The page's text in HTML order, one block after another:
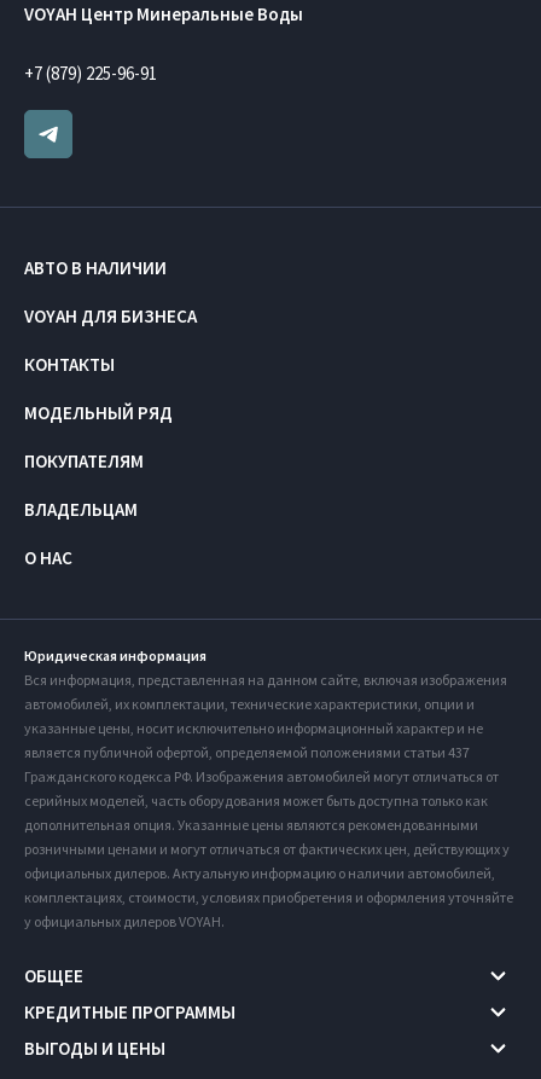
VOYAH Центр Минеральные Воды
+7 (879) 225-96-91
АВТО В НАЛИЧИИ
VOYAH ДЛЯ БИЗНЕСА
КОНТАКТЫ
МОДЕЛЬНЫЙ РЯД
ПОКУПАТЕЛЯМ
ВЛАДЕЛЬЦАМ
О НАС
Юридическая информация
Вся информация, представленная на данном сайте, включая изображения
автомобилей, их комплектации, технические характеристики, опции и
указанные цены, носит исключительно информационный характер и не
является публичной офертой, определяемой положениями статьи 437
Гражданского кодекса РФ. Изображения автомобилей могут отличаться от
серийных моделей, часть оборудования может быть доступна только как
дополнительная опция. Указанные цены являются рекомендованными
розничными ценами и могут отличаться от фактических цен, действующих у
официальных дилеров. Актуальную информацию о наличии автомобилей,
комплектациях, стоимости, условиях приобретения и оформления уточняйте
у официальных дилеров VOYAH.
ОБЩЕЕ
КРЕДИТНЫЕ ПРОГРАММЫ
ВЫГОДЫ И ЦЕНЫ